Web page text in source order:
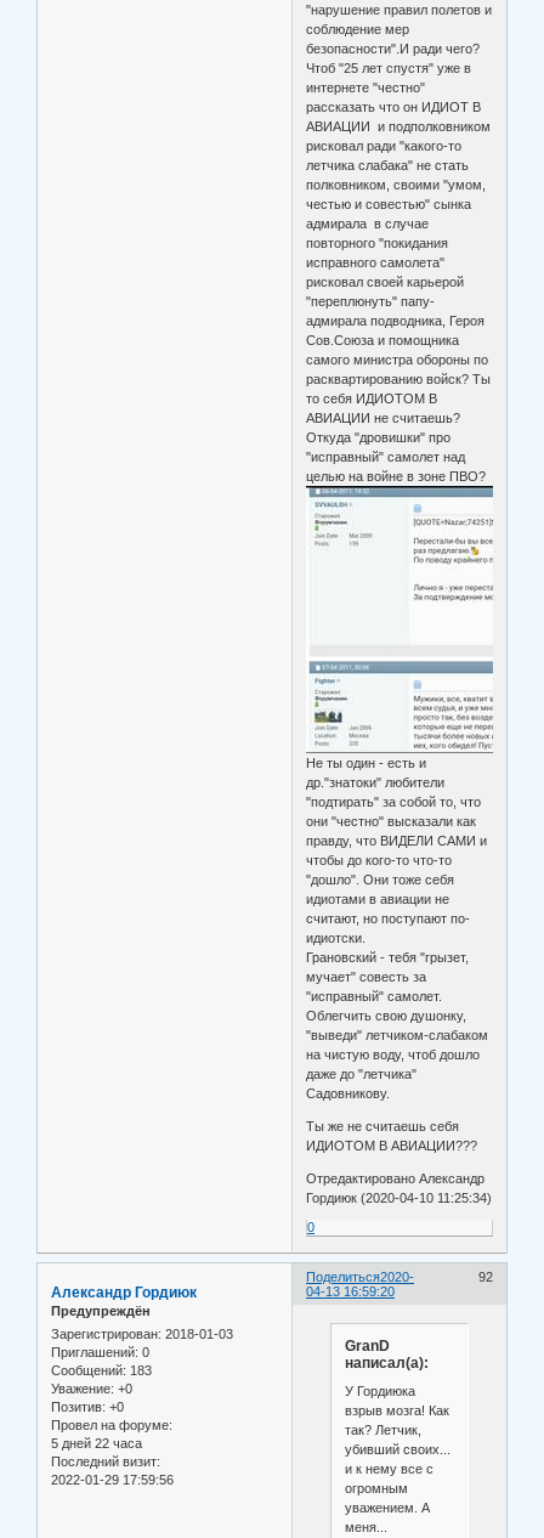
"нарушение правил полетов и
соблюдение мер
безопасности".И ради чего?
Чтоб "25 лет спустя" уже в
интернете "честно"
рассказать что он ИДИОТ В
АВИАЦИИ и подполковником
рисковал ради "какого-то
летчика слабака" не стать
полковником, своими "умом,
честью и совестью" сынка
адмирала в случае
повторного "покидания
исправного самолета"
рисковал своей карьерой
"переплюнуть" папу-
адмирала подводника, Героя
Сов.Союза и помощника
самого министра обороны по
расквартированию войск? Ты
то себя ИДИОТОМ В
АВИАЦИИ не считаешь?
Откуда "дровишки" про
"исправный" самолет над
целью на войне в зоне ПВО?
Не ты один - есть и
др."знатоки" любители
"подтирать" за собой то, что
они "честно" высказали как
правду, что ВИДЕЛИ САМИ и
чтобы до кого-то что-то
"дошло". Они тоже себя
идиотами в авиации не
считают, но поступают по-
идиотски.
Грановский - тебя "грызет,
мучает" совесть за
"исправный" самолет.
Облегчить свою душонку,
"выведи" летчиком-слабаком
на чистую воду, чтоб дошло
даже до "летчика"
Садовникову.
Ты же не считаешь себя
ИДИОТОМ В АВИАЦИИ???
Отредактировано Александр
Гордиюк (2020-04-10 11:25:34)
0
Поделиться 92
2020-
04-13 16:59:20
Александр Гордиюк
Предупреждён
Зарегистрирован: 2018-01-03
Приглашений: 0
Сообщений: 183
Уважение: +0
Позитив: +0
Провел на форуме:
5 дней 22 часа
Последний визит:
2022-01-29 17:59:56
GranD
написал(а):
У Гордиюка
взрыв мозга! Как
так? Летчик,
убивший своих...
и к нему все с
огромным
уважением. А
меня...